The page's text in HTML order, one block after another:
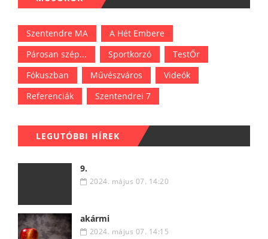
Szentendre MA
A Hét Embere
Párosan szép...
Sportkorzó
TestŐr
Fókuszban
Művészváros
Videók
Referenciák
Szentendrei 7
LEGUTÓBBI HÍREK
9.
2024. május 07. 14:20
akármi
2024. május 07. 14:15